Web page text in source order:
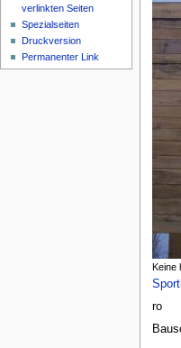
Keine
ro
verlinkten Seiten
Spezialseiten
Druckversion
Permanenter Link